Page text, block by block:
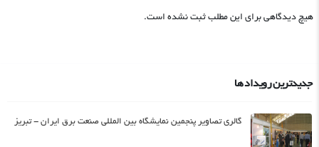
هیچ دیدگاهی برای این مطلب ثبت نشده است.
جدیدترین رویداد ها
گالری تصاویر پنجمین نمایشگاه بین المللی صنعت برق ایران - تبریز